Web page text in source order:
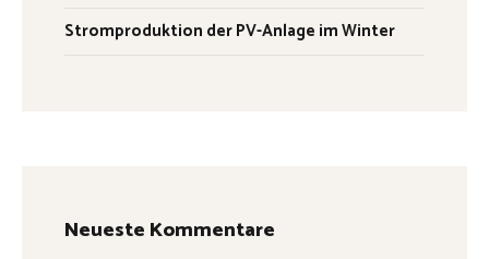
Stromproduktion der PV-Anlage im Winter
Neueste Kommentare